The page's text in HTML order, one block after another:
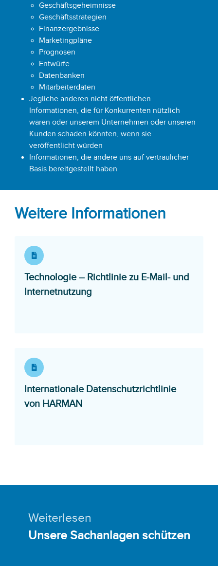
Geschäftsgeheimnisse
Geschäftsstrategien
Finanzergebnisse
Marketingpläne
Prognosen
Entwürfe
Datenbanken
Mitarbeiterdaten
Jegliche anderen nicht öffentlichen
Informationen, die für Konkurrenten nützlich
wären oder unserem Unternehmen oder unseren
Kunden schaden könnten, wenn sie
veröffentlicht würden
Informationen, die andere uns auf vertraulicher
Basis bereitgestellt haben
Weitere Informationen
Technologie – Richtlinie zu E-Mail- und
Internetnutzung
Internationale Datenschutzrichtlinie
von HARMANOpens in a new window
Weiterlesen
Unsere Sachanlagen schützen